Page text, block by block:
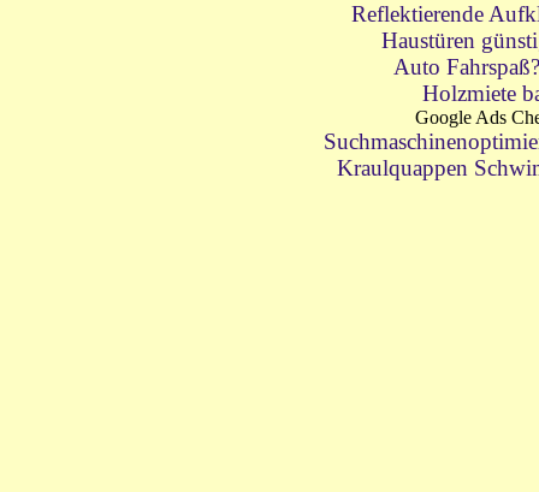
Reflektierende
Haustüren
Auto
Holzmiete
Google Ads
Kraulquappen